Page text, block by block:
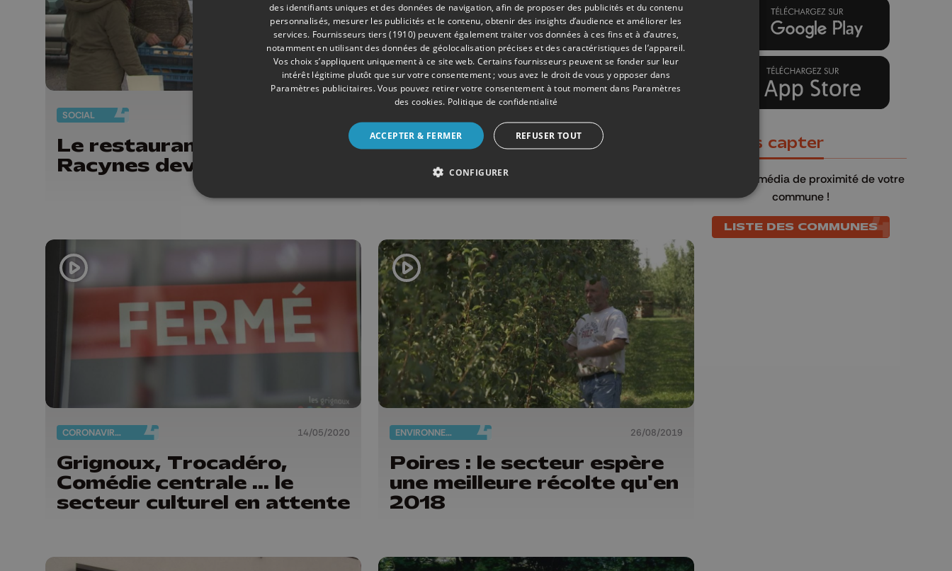
SOCIAL
Le restaurant social de
Racynes devient mobile
Handicap : à compétences
égales, 50% de chances en
moins d’être engagé
CORONAVIRUS 14/05/2020
Grignoux, Trocadéro,
Comédie centrale ... le
secteur culturel en attente
ENVIRONNEMENT 26/08/2019
Poires : le secteur espère
une meilleure récolte qu'en
2018
Où nous capter
, le média de proximité de votre
commune !
LISTE DES COMMUNES
des identifiants uniques et des données de navigation, afin de proposer des publicités et du contenu
personnalisés, mesurer les publicités et le contenu, obtenir des insights d’audience et améliorer les
services. Fournisseurs tiers (1910) peuvent également traiter vos données à ces fins et à d’autres,
notamment en utilisant des données de géolocalisation précises et des caractéristiques de l’appareil.
Vos choix s’appliquent uniquement à ce site web. Certains fournisseurs peuvent se fonder sur leur
intérêt légitime plutôt que sur votre consentement ; vous avez le droit de vous y opposer dans
Paramètres publicitaires. Vous pouvez retirer votre consentement à tout moment dans Paramètres
des cookies. Politique de confidentialité
ACCEPTER & FERMER REFUSER TOUT
CONFIGURER